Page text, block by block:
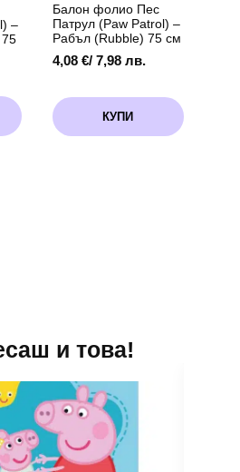
–
Балон фолио Пес
Патрул (Paw Patrol) –
Рабъл (Rubble) 75 см
4,08 €/ 7,98 лв.
КУПИ
и това!